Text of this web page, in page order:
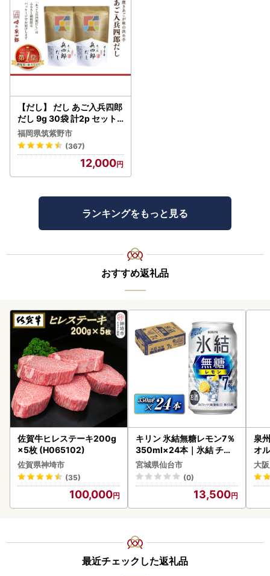
【だし】 だし あご入兵四郎
だし 9g 30袋 計2p セット
21760217
福岡県筑紫野市
(367)
12,000
ランキングをもっと見る
おすすめ返礼品
佐賀牛ヒレステーキ200g
×5枚 (H065102)
佐賀県神埼市
(35)
100,000
キリン 氷結無糖レモン7％
350ml×24本｜氷結 チュ
ーハイ 仙台市
宮城県仙台市
(0)
13,500
泉
オ
大
最近チェックした返礼品